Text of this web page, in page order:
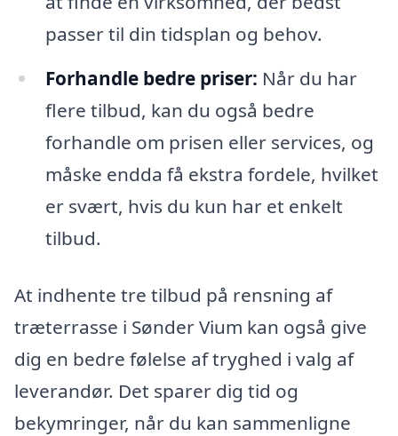
passer til din tidsplan og behov.
Forhandle bedre priser: Når du har
flere tilbud, kan du også bedre
forhandle om prisen eller services, og
måske endda få ekstra fordele, hvilket
er svært, hvis du kun har et enkelt
tilbud.
At indhente tre tilbud på rensning af
træterrasse i Sønder Vium kan også give
dig en bedre følelse af tryghed i valg af
leverandør. Det sparer dig tid og
bekymringer, når du kan sammenligne